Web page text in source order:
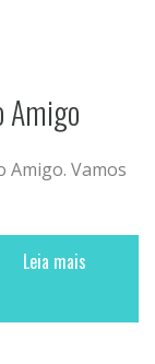
Amigo
Amigo. Vamos
Leia mais